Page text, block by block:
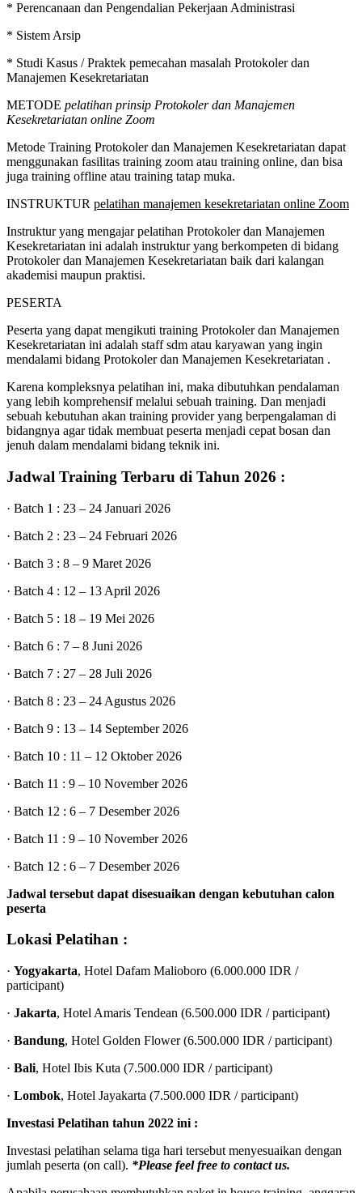
* Perencanaan dan Pengendalian Pekerjaan Administrasi
* Sistem Arsip
* Studi Kasus / Praktek pemecahan masalah Protokoler dan
Manajemen Kesekretariatan
METODE pelatihan prinsip Protokoler dan Manajemen
Kesekretariatan online Zoom
Metode Training Protokoler dan Manajemen Kesekretariatan dapat
menggunakan fasilitas training zoom atau training online, dan bisa
juga training offline atau training tatap muka.
INSTRUKTUR pelatihan manajemen kesekretariatan online Zoom
Instruktur yang mengajar pelatihan Protokoler dan Manajemen
Kesekretariatan ini adalah instruktur yang berkompeten di bidang
Protokoler dan Manajemen Kesekretariatan baik dari kalangan
akademisi maupun praktisi.
PESERTA
Peserta yang dapat mengikuti training Protokoler dan Manajemen
Kesekretariatan ini adalah staff sdm atau karyawan yang ingin
mendalami bidang Protokoler dan Manajemen Kesekretariatan .
Karena kompleksnya pelatihan ini, maka dibutuhkan pendalaman
yang lebih komprehensif melalui sebuah training. Dan menjadi
sebuah kebutuhan akan training provider yang berpengalaman di
bidangnya agar tidak membuat peserta menjadi cepat bosan dan
jenuh dalam mendalami bidang teknik ini.
Jadwal Training Terbaru di Tahun 2026 :
· Batch 1 : 23 – 24 Januari 2026
· Batch 2 : 23 – 24 Februari 2026
· Batch 3 : 8 – 9 Maret 2026
· Batch 4 : 12 – 13 April 2026
· Batch 5 : 18 – 19 Mei 2026
· Batch 6 : 7 – 8 Juni 2026
· Batch 7 : 27 – 28 Juli 2026
· Batch 8 : 23 – 24 Agustus 2026
· Batch 9 : 13 – 14 September 2026
· Batch 10 : 11 – 12 Oktober 2026
· Batch 11 : 9 – 10 November 2026
· Batch 12 : 6 – 7 Desember 2026
· Batch 11 : 9 – 10 November 2026
· Batch 12 : 6 – 7 Desember 2026
Jadwal tersebut dapat disesuaikan dengan kebutuhan calon
peserta
Lokasi Pelatihan :
· Yogyakarta, Hotel Dafam Malioboro (6.000.000 IDR /
participant)
· Jakarta, Hotel Amaris Tendean (6.500.000 IDR / participant)
· Bandung, Hotel Golden Flower (6.500.000 IDR / participant)
· Bali, Hotel Ibis Kuta (7.500.000 IDR / participant)
· Lombok, Hotel Jayakarta (7.500.000 IDR / participant)
Investasi Pelatihan tahun 2022 ini :
Investasi pelatihan selama tiga hari tersebut menyesuaikan dengan
jumlah peserta (on call). *Please feel free to contact us.